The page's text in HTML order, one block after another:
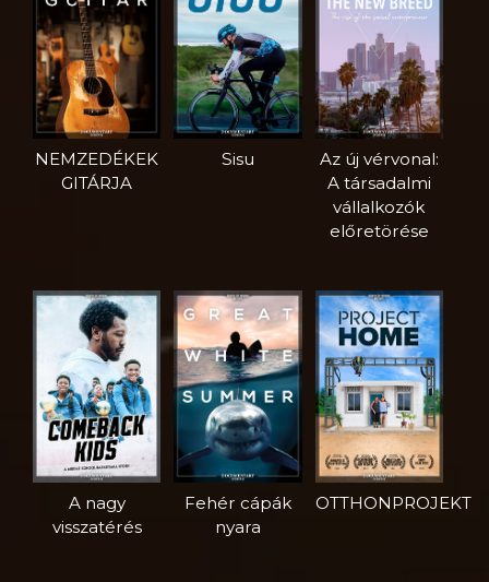
NEMZEDÉKEK
GITÁRJA
Sisu
Az új vérvonal:
A társadalmi
vállalkozók
előretörése
A nagy
visszatérés
Fehér cápák
nyara
OTTHONPROJEKT